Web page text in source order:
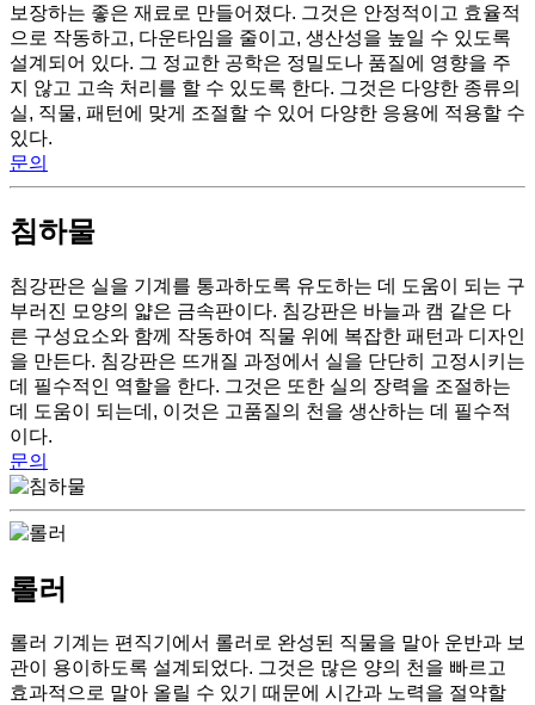
보장하는 좋은 재료로 만들어졌다. 그것은 안정적이고 효율적
으로 작동하고, 다운타임을 줄이고, 생산성을 높일 수 있도록
설계되어 있다. 그 정교한 공학은 정밀도나 품질에 영향을 주
지 않고 고속 처리를 할 수 있도록 한다. 그것은 다양한 종류의
실, 직물, 패턴에 맞게 조절할 수 있어 다양한 응용에 적용할 수
있다.
문의
침하물
침강판은 실을 기계를 통과하도록 유도하는 데 도움이 되는 구
부러진 모양의 얇은 금속판이다. 침강판은 바늘과 캠 같은 다
른 구성요소와 함께 작동하여 직물 위에 복잡한 패턴과 디자인
을 만든다. 침강판은 뜨개질 과정에서 실을 단단히 고정시키는
데 필수적인 역할을 한다. 그것은 또한 실의 장력을 조절하는
데 도움이 되는데, 이것은 고품질의 천을 생산하는 데 필수적
이다.
문의
롤러
롤러 기계는 편직기에서 롤러로 완성된 직물을 말아 운반과 보
관이 용이하도록 설계되었다. 그것은 많은 양의 천을 빠르고
효과적으로 말아 올릴 수 있기 때문에 시간과 노력을 절약할